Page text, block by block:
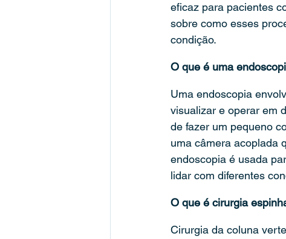
eficaz para pacientes
sobre como esses
condição.
O que é uma
Uma endoscopia
visualizar e operar em
de fazer um pequeno
uma câmera acoplada
endoscopia é usada
lidar com diferentes
O que é cirurgia
Cirurgia da coluna